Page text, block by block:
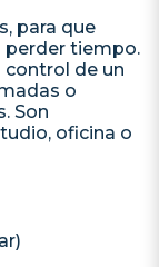
para que
perder tiempo.
control de un
o
Son
oficina o